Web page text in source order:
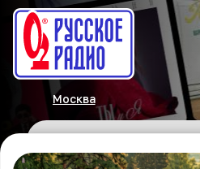
Москва